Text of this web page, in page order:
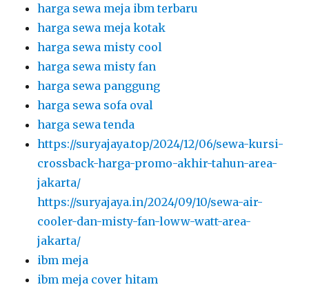
harga sewa meja ibm terbaru
harga sewa meja kotak
harga sewa misty cool
harga sewa misty fan
harga sewa panggung
harga sewa sofa oval
harga sewa tenda
https://suryajaya.top/2024/12/06/sewa-kursi-
crossback-harga-promo-akhir-tahun-area-
jakarta/
https://suryajaya.in/2024/09/10/sewa-air-
cooler-dan-misty-fan-loww-watt-area-
jakarta/
ibm meja
ibm meja cover hitam